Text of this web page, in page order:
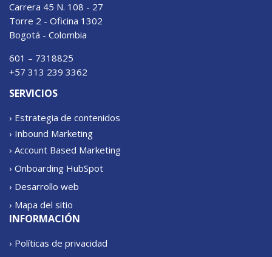
Carrera 45 N. 108 - 27
Torre 2 - Oficina 1302
Bogotá - Colombia
601 – 7318825
+57 313 239 3362
SERVICIOS
› Estrategia de contenidos
› Inbound Marketing
› Account Based Marketing
› Onboarding HubSpot
› Desarrollo web
› Mapa del sitio
INFORMACIÓN
› Políticas de privacidad